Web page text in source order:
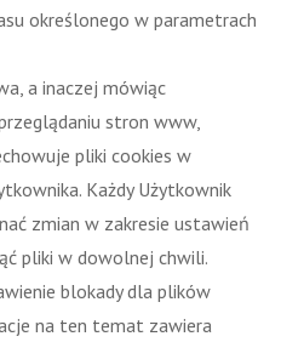
określonego w parametrach
a inaczej mówiąc
stron www,
pliki cookies w
Każdy Użytkownik
zmian w zakresie ustawień
pliki w dowolnej chwili.
blokady dla plików
na ten temat zawiera